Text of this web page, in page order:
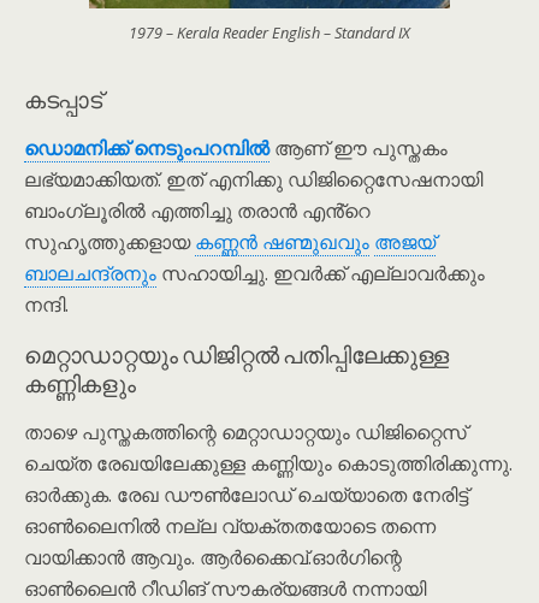
1979 – Kerala Reader English – Standard IX
കടപ്പാട്
ഡൊമനിക്ക് നെടും‌പറമ്പിൽആണ് ഈ പുസ്തകം
ലഭ്യമാക്കിയത്. ഇത് എനിക്കു ഡിജിറ്റൈസേഷനായി
ബാംഗ്ലൂരിൽ എത്തിച്ചു തരാൻ എൻ്റെ
സുഹൃത്തുക്കളായകണ്ണൻ ഷണ്മുഖവും അജയ്
ബാലചന്ദ്രനും സഹായിച്ചു. ഇവർക്ക് എല്ലാവർക്കും
നന്ദി.
മെറ്റാഡാറ്റയും ഡിജിറ്റൽ പതിപ്പിലേക്കുള്ള
കണ്ണികളും
താഴെ പുസ്തകത്തിന്റെ മെറ്റാഡാറ്റയും ഡിജിറ്റൈസ്
ചെയ്ത രേഖയിലേക്കുള്ള കണ്ണിയും കൊടുത്തിരിക്കുന്നു.
ഓർക്കുക. രേഖ ഡൗൺലോഡ് ചെയ്യാതെ നേരിട്ട്
ഓൺലൈനിൽ നല്ല വ്യക്തതയോടെ തന്നെ
വായിക്കാൻ ആവും. ആർക്കൈവ്.ഓർഗിന്റെ
ഓൺലൈൻ റീഡിങ് സൗകര്യങ്ങൾ നന്നായി